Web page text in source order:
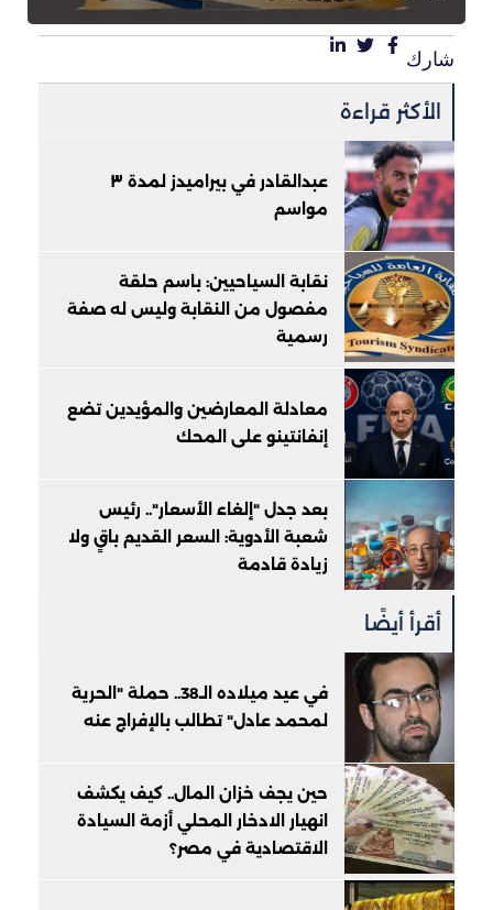
شارك
الأكثر قراءة
عبدالقادر في بيراميدز لمدة ٣
مواسم
نقابة السياحيين: باسم حلقة
مفصول من النقابة وليس له صفة
رسمية
معادلة المعارضين والمؤيدين تضع
إنفانتينو على المحك
بعد جدل "إلغاء الأسعار".. رئيس
شعبة الأدوية: السعر القديم باقٍ ولا
زيادة قادمة
أقرأ أيضًا
في عيد ميلاده الـ38.. حملة "الحرية
لمحمد عادل" تطالب بالإفراج عنه
حين يجف خزان المال.. كيف يكشف
انهيار الادخار المحلي أزمة السيادة
الاقتصادية في مصر؟